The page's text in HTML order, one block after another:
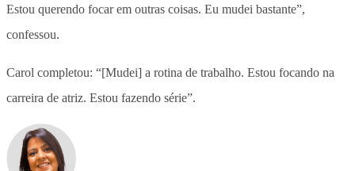
Estou querendo focar em outras coisas. Eu mudei bastante”,
confessou.
Carol completou: “[Mudei] a rotina de trabalho. Estou focando na
carreira de atriz. Estou fazendo série”.